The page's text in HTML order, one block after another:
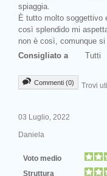
spiaggia.
È tutto molto soggettivo
così splendido mi
non è così, comunque
Consigliato a
Tutti
Commenti (0) Trovi
03 Luglio, 2022
Daniela
Voto medio
Struttura